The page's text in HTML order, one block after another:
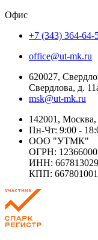
Офис
+7 (343) 364-64-
office@ut-mk.ru
620027,
Свердлова, д.
msk@ut-mk.ru
142001,
Пн-Чт: 9:00 -
ООО "УТМК"
ОГРН:
ИНН:
КПП: 667801001